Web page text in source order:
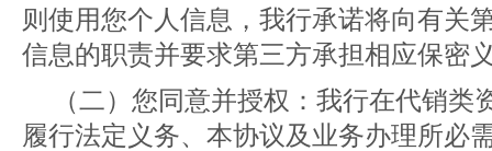
则使用您个人信息，我行承诺将向有关
信息的职责并要求第三方承担相应保密
（二）您同意并授权：我行在代销
履行法定义务、本协议及业务办理所必